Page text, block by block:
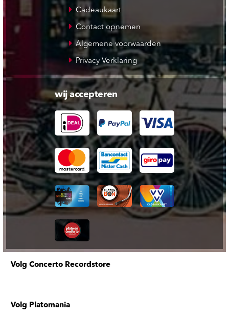
Cadeaukaart
Contact opnemen
Algemene voorwaarden
Privacy Verklaring
wij accepteren
Volg Concerto Recordstore
Volg Platomania